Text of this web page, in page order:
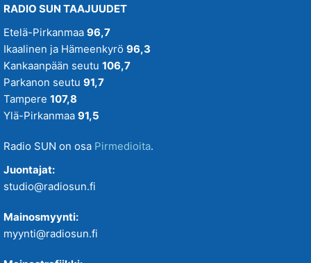
RADIO SUN TAAJUUDET
Etelä-Pirkanmaa 96,7
Ikaalinen ja Hämeenkyrö 96,3
Kankaanpään seutu 106,7
Parkanon seutu 91,7
Tampere 107,8
Ylä-Pirkanmaa 91,5
Radio SUN on osa Pirmedioita.
Juontajat:
studio@radiosun.fi
Mainosmyynti:
myynti@radiosun.fi